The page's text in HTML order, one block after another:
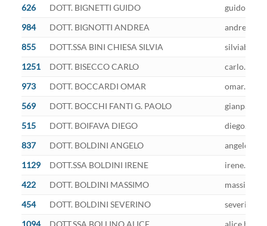
626 DOTT. BIGNETTI GUIDO
984
DOTT. BIGNOTTI ANDREA
855
DOTT.SSA BINI CHIESA SILVIA
1251
DOTT. BISECCO CARLO
973
DOTT. BOCCARDI OMAR
569
DOTT. BOCCHI FANTI G. PAOLO
515
DOTT. BOIFAVA DIEGO
837
DOTT. BOLDINI ANGELO
1129
DOTT.SSA BOLDINI IRENE
422
DOTT. BOLDINI MASSIMO
454
DOTT. BOLDINI SEVERINO